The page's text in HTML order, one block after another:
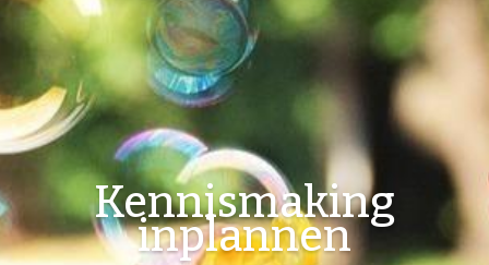
Kennismaking
inplannen